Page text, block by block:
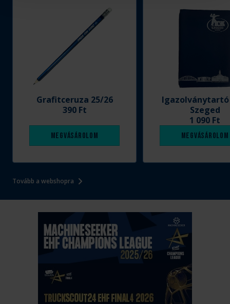
Tovább a webshopra
Grafitceruza 25/26
390 Ft
Megvásárolom
Szeged
1 090 Ft
Megvásárolom